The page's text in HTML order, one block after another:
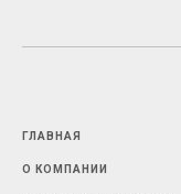
ГЛАВНАЯ
О КОМПАНИИ